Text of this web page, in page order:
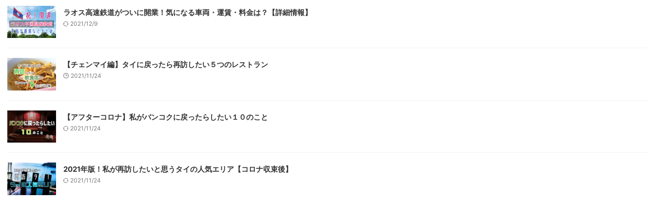
ラオス高速鉄道がついに開業！気になる車両・運賃・料金は？【詳細情報】
2021/12/9
【チェンマイ編】タイに戻ったら再訪したい５つのレストラン
2021/11/24
【アフターコロナ】私がバンコクに戻ったらしたい１０のこと
2021/11/24
2021年版！私が再訪したいと思うタイの人気エリア【コロナ収束後】
2021/11/24